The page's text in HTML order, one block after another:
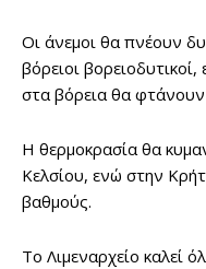
Οι άνεμοι θα πνέουν
βόρειοι
στα βόρεια θα
Η θερμοκρασία θα
Κελσίου, ενώ στην
βαθμούς.
Το Λιμεναρχείο καλεί